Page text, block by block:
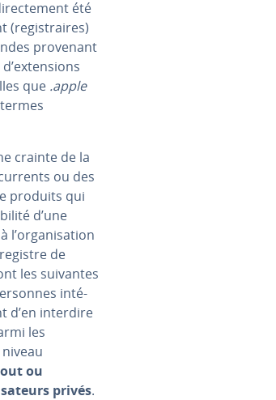
été
(re­gis­traires)
provenant
que .apple
crainte de la
ou des
produits qui
d’une
l’or­ga­ni­sa­tion
de
les suivantes
in­té­
d’en interdire
les
ou
privés.